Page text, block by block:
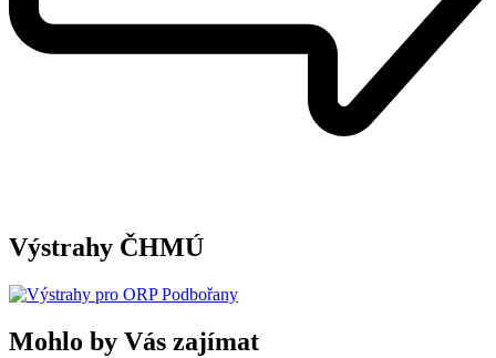
Výstrahy ČHMÚ
Mohlo by Vás zajímat